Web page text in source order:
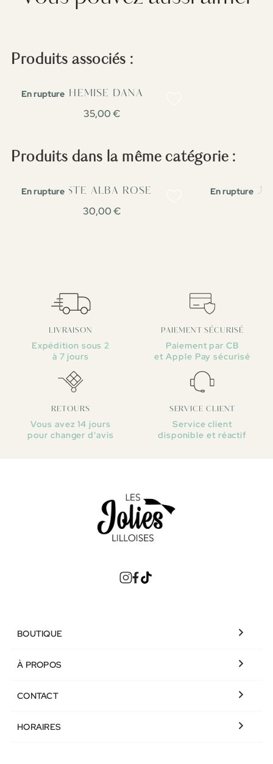
Produits associés :
CHEMISE DANA
35,00 €
En rupture
Produits dans la même catégorie :
VESTE ALBA ROSE
30,00 €
En rupture En rupture
LIVRAISON
Expédition sous 2
à 7 jours
PAIEMENT SÉCURISÉ
Paiement par CB
et Apple Pay sécurisé
RETOURS
Vous avez 14 jours
pour changer d'avis
SERVICE CLIENT
Service client
disponible et réactif
BOUTIQUE 
À PROPOS 
CONTACT 
HORAIRES 